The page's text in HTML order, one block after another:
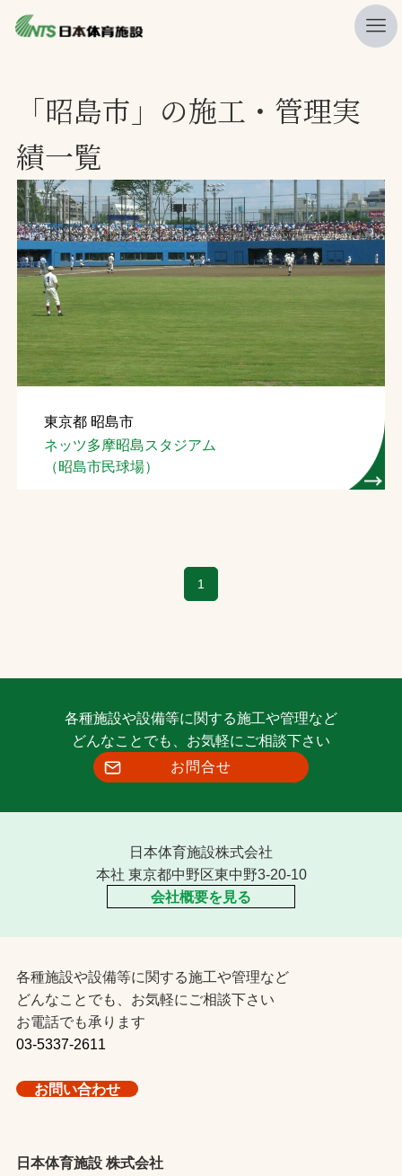
ニュース
プレスリリース
レポート
製品・サービス一覧
施工・管理実績一覧
会社概要
採用情報
検索
お問合せ
お取引先の皆様へ
「昭島市」の施工・管理実
績一覧
東京都 昭島市
ネッツ多摩昭島スタジアム
（昭島市民球場）
1
各種施設や設備等に関する施工や管理など
どんなことでも、お気軽にご相談下さい
お問合せ
日本体育施設株式会社
本社 東京都中野区東中野3-20-10
会社概要を見る
各種施設や設備等に関する施工や管理など
どんなことでも、お気軽にご相談下さい
お電話でも承ります
03-5337-2611
お問い合わせ
日本体育施設 株式会社